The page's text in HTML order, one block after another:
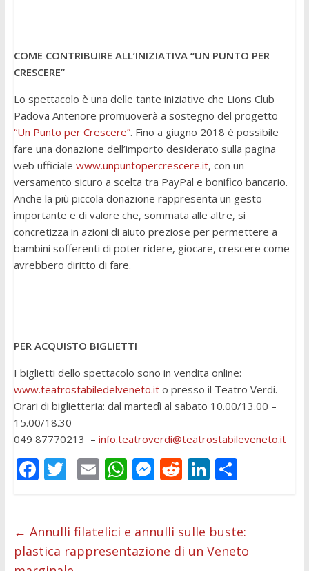
COME CONTRIBUIRE ALL’INIZIATIVA “UN PUNTO PER
CRESCERE”
Lo spettacolo è una delle tante iniziative che Lions Club
Padova Antenore promuoverà a sostegno del progetto
“Un Punto per Crescere”. Fino a giugno 2018 è possibile
fare una donazione dell’importo desiderato sulla pagina
web ufficiale www.unpuntopercrescere.it, con un
versamento sicuro a scelta tra PayPal e bonifico bancario.
Anche la più piccola donazione rappresenta un gesto
importante e di valore che, sommata alle altre, si
concretizza in azioni di aiuto preziose per permettere a
bambini sofferenti di poter ridere, giocare, crescere come
avrebbero diritto di fare.
PER ACQUISTO BIGLIETTI
I biglietti dello spettacolo sono in vendita online:
www.teatrostabiledelveneto.ito presso il Teatro Verdi.
Orari di biglietteria: dal martedì al sabato 10.00/13.00 –
15.00/18.30
049 87770213 – info.teatroverdi@teatrostabileveneto.it
F
b
o
T
er
E
l
W
s
A
M
e
n
R
di
t
Li
e
dI
C
di
vi
← Annulli filatelici e annulli sulle buste:
plastica rappresentazione di un Veneto